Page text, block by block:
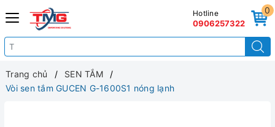
0
Hotline
0906257322
Trang chủ
SEN TẮM
Vòi sen tắm GUCEN G-1600S1 nóng lạnh